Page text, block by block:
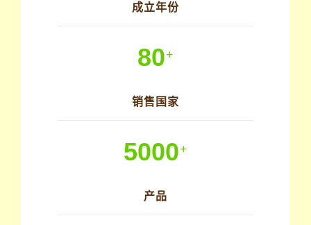
成立年份
80+
销售国家
5000+
产品